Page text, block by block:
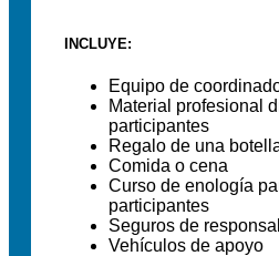
INCLUYE:
Equipo de
Material profesional
participantes
Regalo de una
Comida o cena
Curso de enología
participantes
Seguros de
Vehículos de apoyo